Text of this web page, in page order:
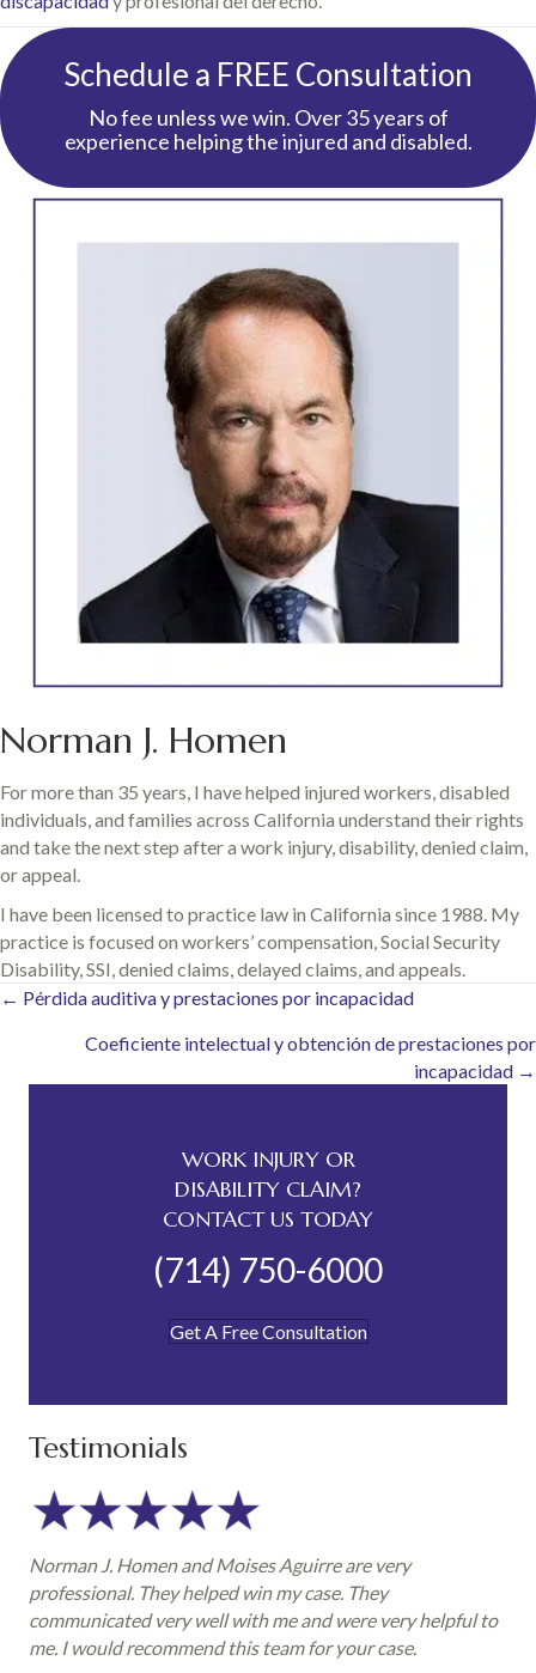
Schedule a FREE Consultation
No fee unless we win. Over 35 years of
experience helping the injured and disabled.
Norman J. Homen
For more than 35 years, I have helped injured workers, disabled
individuals, and families across California understand their rights
and take the next step after a work injury, disability, denied claim,
or appeal.
I have been licensed to practice law in California since 1988. My
practice is focused on workers’ compensation, Social Security
Disability, SSI, denied claims, delayed claims, and appeals.
Posts
navigation
← Pérdida auditiva y prestaciones por incapacidad
Coeficiente intelectual y obtención de prestaciones por
incapacidad →
WORK INJURY OR
DISABILITY CLAIM?
CONTACT US TODAY
(714) 750-6000
Get A Free Consultation
Testimonials
Norman J. Homen and Moises Aguirre are very
professional. They helped win my case. They
communicated very well with me and were very helpful to
me. I would recommend this team for your case.